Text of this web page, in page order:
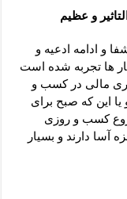
چشم زخم ماشاالله
قلب و رفع اضطراب
حضرت سلیمان
و عظیم
و ادامه ادعیه و
ها تجربه شده است
مالی در کسب و
این که صبح برای
کسب و روزی
آسا دارند و بسیار